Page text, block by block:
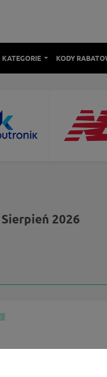
KATEGORIE KODY
2026
promocja!